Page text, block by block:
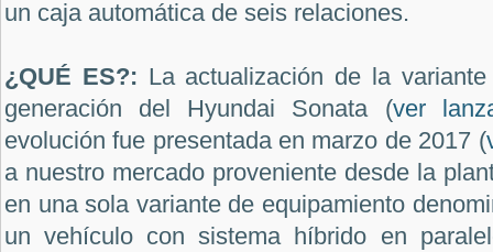
un caja automática de seis relaciones.
¿QUÉ ES?: La actualización de la
generación del Hyundai Sonata (ver
evolución fue presentada en marzo de 2017 (
a nuestro mercado proveniente desde la
en una sola variante de equipamiento
un vehículo con sistema híbrido en